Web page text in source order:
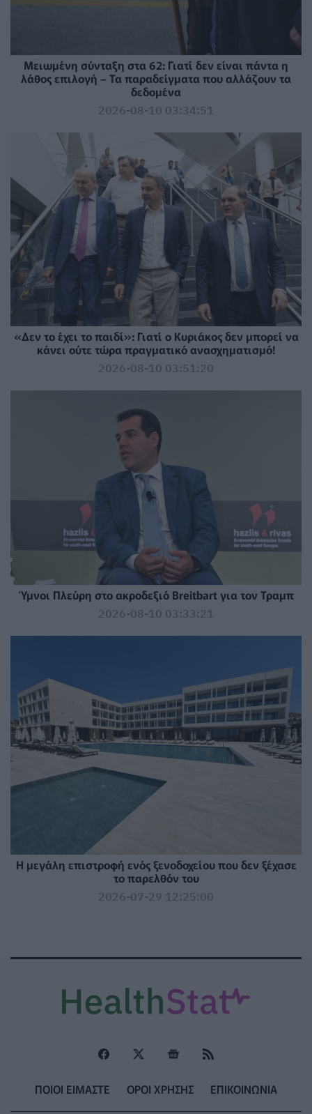
Μειωμένη σύνταξη στα 62: Γιατί δεν είναι πάντα η
λάθος επιλογή – Τα παραδείγματα που αλλάζουν τα
δεδομένα
2026-08-10 03:34:51
«Δεν το έχει το παιδί»: Γιατί ο Κυριάκος δεν μπορεί να
κάνει ούτε τώρα πραγματικό ανασχηματισμό!
2026-08-10 03:51:20
Ύμνοι Πλεύρη στο ακροδεξιό Breitbart για τον Τραμπ
2026-08-10 03:33:21
Η μεγάλη επιστροφή ενός ξενοδοχείου που δεν ξέχασε
το παρελθόν του
2026-07-29 12:25:00
ΠΟΙΟΙ ΕΙΜΑΣΤΕ ΟΡΟΙ ΧΡΗΣΗΣ ΕΠΙΚΟΙΝΩΝΙΑ